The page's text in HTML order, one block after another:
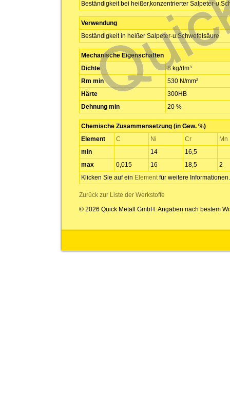
Beständigkeit bei heißer,konzentrierter Salpeter-
Verwendung
Beständigkeit in heißer Salpeter-u.Schwefelsäure
Mechanische Eigenschaften
Dichte
8 kg/dm³
Rm min
530 N/mm²
Härte
300HB
Dehnung min
20 %
Chemische Zusammensetzung (in Gew. %)
Element
C Ni Cr
Mn
min
14
16,5
max
0,015 16 18,5
2
Klicken Sie auf ein Elementfür weitere Informationen.
Zurück zur Liste der Werkstoffe
© 2026 Quick Metall GmbH. Angaben nach bestem